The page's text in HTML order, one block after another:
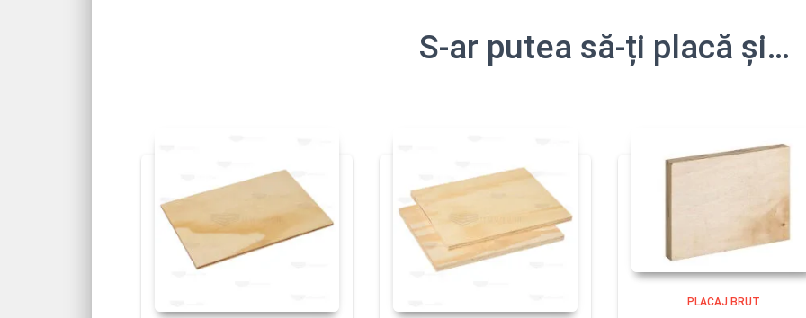
S-ar putea să-ți placă și…
PLACAJ BRUT